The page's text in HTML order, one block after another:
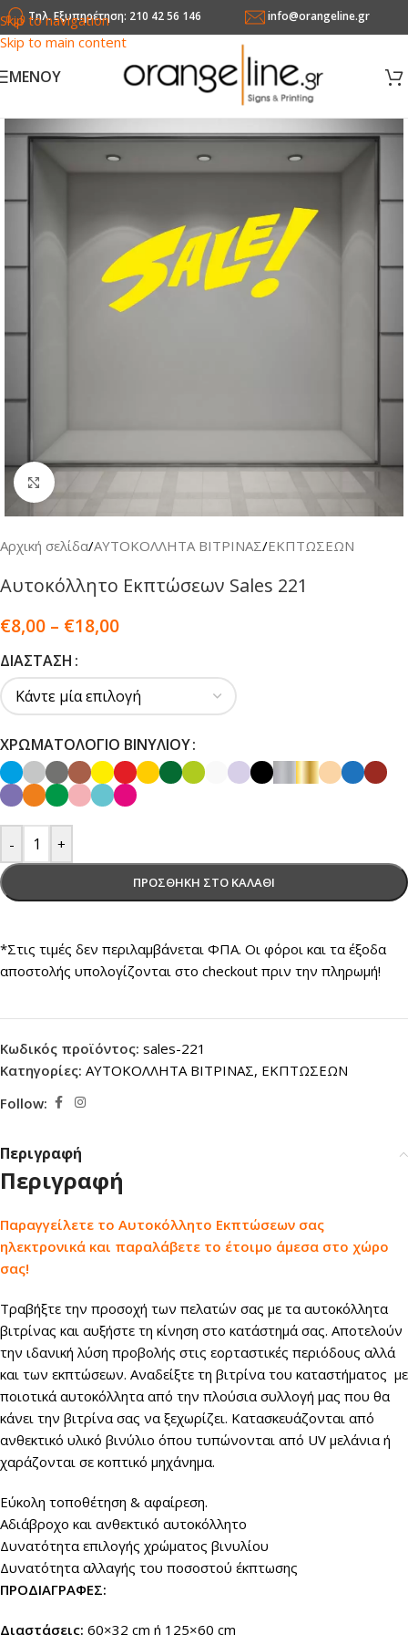
Skip to navigation
Skip to main content
Τηλ. Εξυπηρέτηση: 210 42 56 146 info@orangeline.gr
MENOY
Κλικ για μεγέθυνση
Αρχική σελίδα/ΑΥΤΟΚΟΛΛΗΤΑ ΒΙΤΡΙΝΑΣ/ΕΚΠΤΩΣΕΩΝ
Αυτοκόλλητο Εκπτώσεων Sales 221
€8,00 – €18,00
ΔΙΆΣΤΑΣΗ
ΧΡΩΜΑΤΟΛΌΓΙΟ ΒΙΝΥΛΊΟΥ
- +
ΠΡΟΣΘΉΚΗ ΣΤΟ ΚΑΛΆΘΙ
*Στις τιμές δεν περιλαμβάνεται ΦΠΑ. Οι φόροι και τα έξοδα
αποστολής υπολογίζονται στο checkout πριν την πληρωμή!
Κωδικός προϊόντος: sales-221
Κατηγορίες: ΑΥΤΟΚΟΛΛΗΤΑ ΒΙΤΡΙΝΑΣ, ΕΚΠΤΩΣΕΩΝ
Follow:
Περιγραφή
Περιγραφή
Παραγγείλετε το Αυτοκόλλητο Εκπτώσεων σας
ηλεκτρονικά και παραλάβετε το έτοιμο άμεσα στο χώρο
σας!
Τραβήξτε την προσοχή των πελατών σας με τα αυτοκόλλητα
βιτρίνας και αυξήστε τη κίνηση στο κατάστημά σας. Αποτελούν
την ιδανική λύση προβολής στις εορταστικές περιόδους αλλά
και των εκπτώσεων. Αναδείξτε τη βιτρίνα του καταστήματος με
ποιοτικά αυτοκόλλητα από την πλούσια συλλογή μας που θα
κάνει την βιτρίνα σας να ξεχωρίζει. Κατασκευάζονται από
ανθεκτικό υλικό βινύλιο όπου τυπώνονται από UV μελάνια ή
χαράζονται σε κοπτικό μηχάνημα.
Εύκολη τοποθέτηση & αφαίρεση.
Αδιάβροχο και ανθεκτικό αυτοκόλλητο
Δυνατότητα επιλογής χρώματος βινυλίου
Δυνατότητα αλλαγής του ποσοστού έκπτωσης
ΠΡΟΔΙΑΓΡΑΦΕΣ:
Διαστάσεις: 60×32 cm ή 125×60 cm